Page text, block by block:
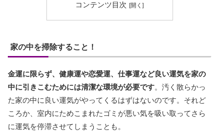
コンテンツ目次
家の中を掃除すること！
金運に限らず、健康運や恋愛運、仕事運など良い運気を家の
中に引きこむためには清潔な環境が必要です。汚く散らかっ
た家の中に良い運気がやってくるはずはないのです。それど
ころか、室内にためこまれたゴミが悪い気を吸い取ってさら
に運気を停滞させてしまうことも。